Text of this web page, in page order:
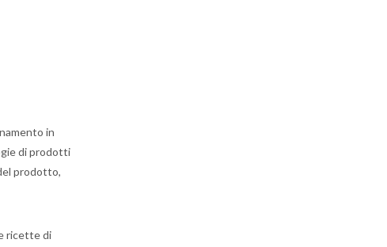
in
di prodotti
prodotto,
ricette di